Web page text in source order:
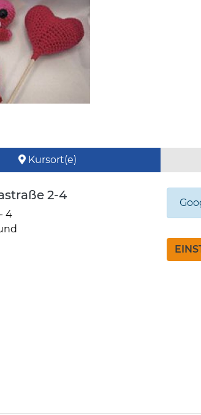
Kursort(e)
2-4
4